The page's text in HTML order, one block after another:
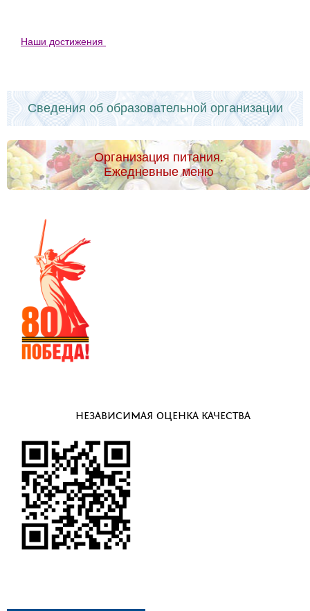
Наши достижения
Сведения об образовательной организации
Организация питания.
Ежедневные меню
НЕЗАВИСИМАЯ ОЦЕНКА КАЧЕСТВА